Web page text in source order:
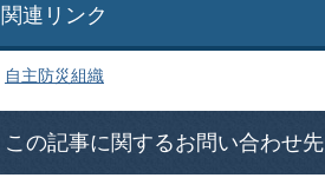
関連リンク
自主防災組織
この記事に関するお問い合わせ先